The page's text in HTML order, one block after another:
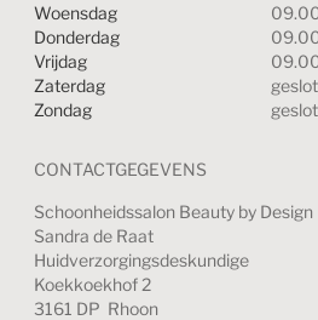
Woensdag
Donderdag
Vrijdag
Zaterdag
Zondag
CONTACTGEGEVENS
Schoonheidssalon Beauty by Design
Sandra de Raat
Huidverzorgingsdeskundige
Koekkoekhof 2
3161 DP Rhoon